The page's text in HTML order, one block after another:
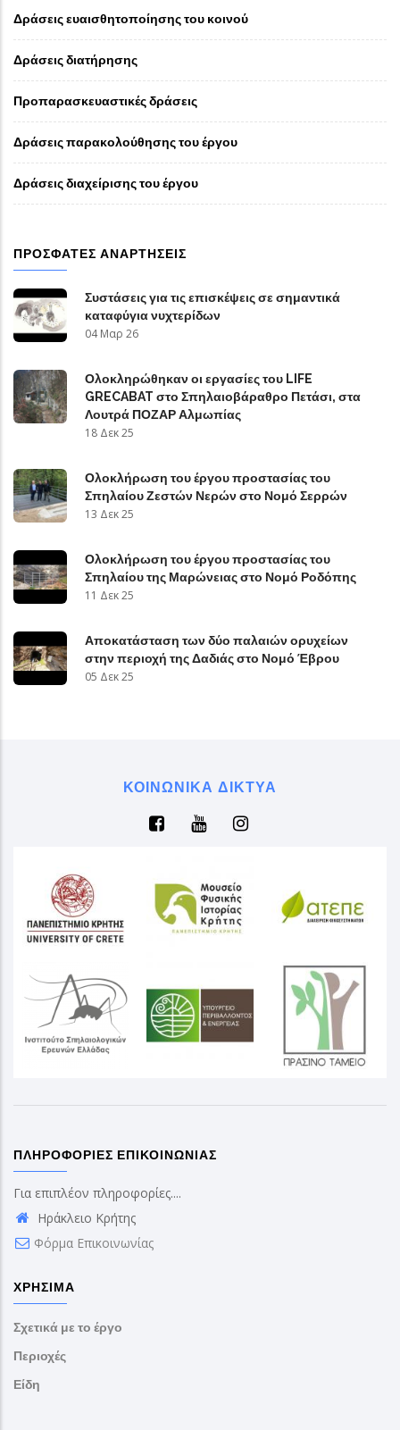
Δράσεις ευαισθητοποίησης του κοινού
Δράσεις διατήρησης
Προπαρασκευαστικές δράσεις
Δράσεις παρακολούθησης του έργου
Δράσεις διαχείρισης του έργου
ΠΡΌΣΦΑΤΕΣ ΑΝΑΡΤΉΣΕΙΣ
Συστάσεις για τις επισκέψεις σε σημαντικά
καταφύγια νυχτερίδων
04 Μαρ 26
Ολοκληρώθηκαν οι εργασίες του LIFE
GRECABAT στο Σπηλαιοβάραθρο Πετάσι, στα
Λουτρά ΠΟΖΑΡ Αλμωπίας
18 Δεκ 25
Ολοκλήρωση του έργου προστασίας του
Σπηλαίου Ζεστών Νερών στο Νομό Σερρών
13 Δεκ 25
Ολοκλήρωση του έργου προστασίας του
Σπηλαίου της Μαρώνειας στο Νομό Ροδόπης
11 Δεκ 25
Αποκατάσταση των δύο παλαιών ορυχείων
στην περιοχή της Δαδιάς στο Νομό Έβρου
05 Δεκ 25
ΚΟΙΝΩΝΙΚΆ ΔΊΚΤΥΑ
ΠΛΗΡΟΦΟΡΊΕΣ ΕΠΙΚΟΙΝΩΝΊΑΣ
Για επιπλέον πληροφορίες....
Ηράκλειο Κρήτης
Φόρμα Επικοινωνίας
ΧΡΉΣΙΜΑ
Σχετικά με το έργο
Περιοχές
Είδη